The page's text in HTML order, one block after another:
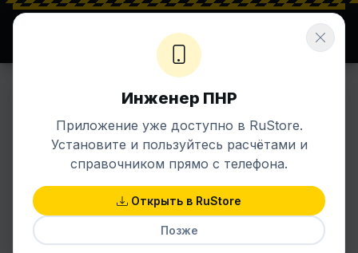
⚡ ENERGETIK.UZ
Инженер ПНР
Приложение уже доступно в RuStore.
Установите и пользуйтесь расчётами и
справочником прямо с телефона.
Открыть в RuStore
Позже
Протоколы передачи данных
Существует несколько широко
используемых протоколов связи в
промышленной автоматизации и